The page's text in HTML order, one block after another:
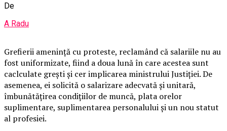
De
A Radu
Grefierii ameninţă cu proteste, reclamând că salariile nu au
fost uniformizate, fiind a doua lună în care acestea sunt
caclculate greşti şi cer implicarea ministrului Justiţiei. De
asemenea, ei solicită o salarizare adecvată şi unitară,
îmbunătăţirea condiţiilor de muncă, plata orelor
suplimentare, suplimentarea personalului şi un nou statut
al profesiei.